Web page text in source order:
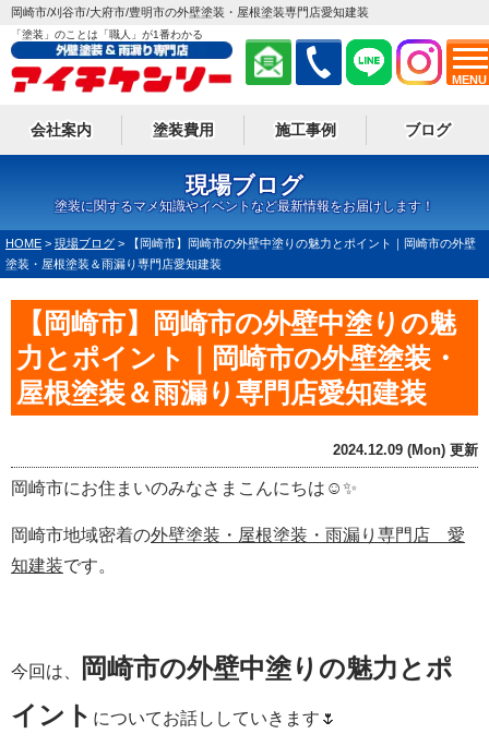
MENU
岡崎市/刈谷市/大府市/豊明市の外壁塗装・屋根塗装専門店愛知建装
「塗装」のことは「職人」が1番わかる
会社案内 塗装費用 施工事例 ブログ
現場ブログ
塗装に関するマメ知識やイベントなど最新情報をお届けします！
HOME > 現場ブログ >
【岡崎市】岡崎市の外壁中塗りの魅力とポイント｜岡崎市の外壁
塗装・屋根塗装＆雨漏り専門店愛知建装
【岡崎市】岡崎市の外壁中塗りの魅
力とポイント｜岡崎市の外壁塗装・
屋根塗装＆雨漏り専門店愛知建装
2024.12.09 (Mon) 更新
岡崎市にお住まいのみなさまこんにちは☺✨
岡崎市地域密着の外壁塗装・屋根塗装・雨漏り専門店 愛
知建装です。
今回は、
岡崎市の外壁中塗りの魅力とポ
イント についてお話ししていきます🌷